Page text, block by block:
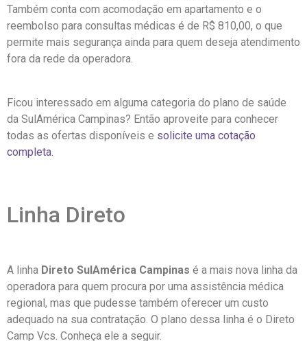
Também conta com acomodação em apartamento e o
reembolso para consultas médicas é de R$ 810,00, o que
permite mais segurança ainda para quem deseja atendimento
fora da rede da operadora.
Ficou interessado em alguma categoria do plano de saúde
da SulAmérica Campinas? Então aproveite para conhecer
todas as ofertas disponíveis e solicite uma cotação
completa.
Linha Direto
A linha Direto SulAmérica Campinas é a mais nova linha da
operadora para quem procura por uma assistência médica
regional, mas que pudesse também oferecer um custo
adequado na sua contratação. O plano dessa linha é o Direto
Camp Vcs. Conheça ele a seguir.